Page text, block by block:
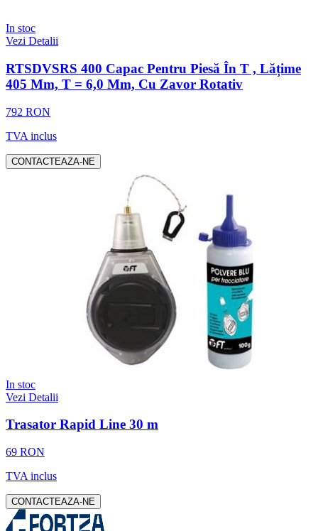
In stoc
Vezi Detalii
RTSDVSRS 400 Capac Pentru Piesă În T , Lățime
405 Mm, T = 6,0 Mm, Cu Zavor Rotativ
792 RON
TVA inclus
CONTACTEAZA-NE
In stoc
Vezi Detalii
Trasator Rapid Line 30 m
69 RON
TVA inclus
CONTACTEAZA-NE